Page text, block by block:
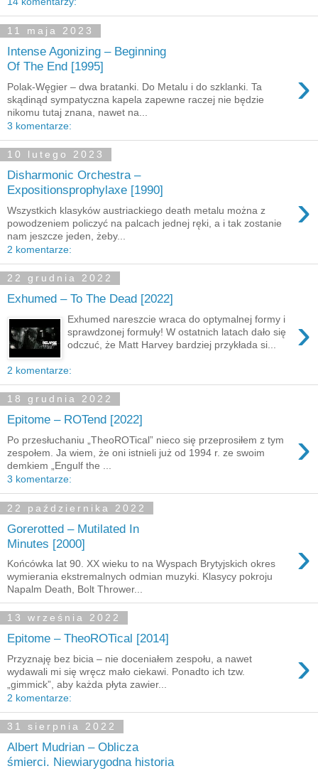
11 maja 2023
Intense Agonizing – Beginning
Of The End [1995]
›
Polak-Węgier – dwa bratanki. Do Metalu i do szklanki. Ta
skądinąd sympatyczna kapela zapewne raczej nie będzie
nikomu tutaj znana, nawet na...
3 komentarze:
10 lutego 2023
Disharmonic Orchestra –
Expositionsprophylaxe [1990]
›
Wszystkich klasyków austriackiego death metalu można z
powodzeniem policzyć na palcach jednej ręki, a i tak zostanie
nam jeszcze jeden, żeby...
2 komentarze:
22 grudnia 2022
Exhumed – To The Dead [2022]
›
Exhumed nareszcie wraca do optymalnej formy i
sprawdzonej formuły! W ostatnich latach dało się
odczuć, że Matt Harvey bardziej przykłada si...
2 komentarze:
18 grudnia 2022
Epitome – ROTend [2022]
›
Po przesłuchaniu „TheoROTical” nieco się przeprosiłem z tym
zespołem. Ja wiem, że oni istnieli już od 1994 r. ze swoim
demkiem „Engulf the ...
3 komentarze:
22 października 2022
Gorerotted – Mutilated In
Minutes [2000]
›
Końcówka lat 90. XX wieku to na Wyspach Brytyjskich okres
wymierania ekstremalnych odmian muzyki. Klasycy pokroju
Napalm Death, Bolt Thrower...
13 września 2022
Epitome – TheoROTical [2014]
›
Przyznaję bez bicia – nie doceniałem zespołu, a nawet
wydawali mi się wręcz mało ciekawi. Ponadto ich tzw.
„gimmick”, aby każda płyta zawier...
2 komentarze:
31 sierpnia 2022
Albert Mudrian – Oblicza
śmierci. Niewiarygodna historia